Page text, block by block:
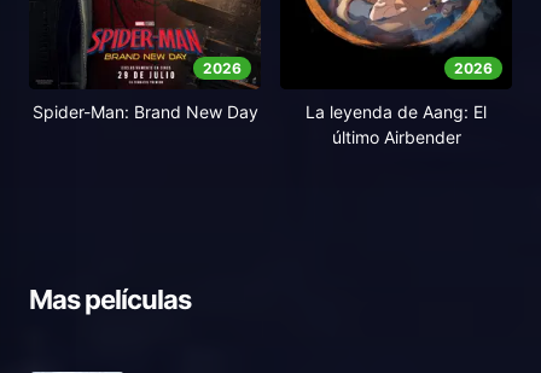
2026
Spider-Man: Brand New Day
2026
La leyenda de Aang: El
último Airbender
Mas películas